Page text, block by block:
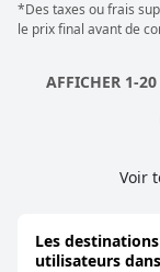
*Des taxes ou frais
le prix final avant de
AFFICHER 1-
Voir
Les
utilisateurs